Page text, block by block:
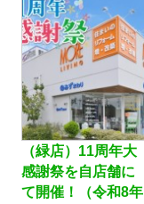
（緑店）11周年大
感謝祭を自店舗に
て開催！（令和8年